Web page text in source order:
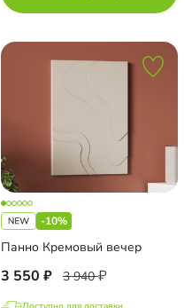
-10%
Панно Кремовый вечер
3 550 3 940